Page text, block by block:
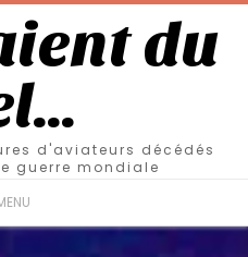
du
d'aviateurs décédés
guerre mondiale